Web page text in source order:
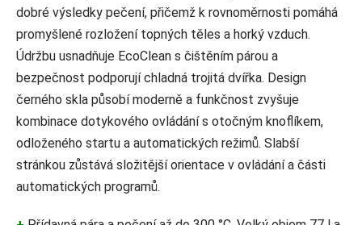
dobré výsledky pečení, přičemž k rovnoměrnosti pomáhá
promyšlené rozložení topných těles a horký vzduch.
Údržbu usnadňuje EcoClean s čištěním párou a
bezpečnost podporují chladná trojitá dvířka. Design
černého skla působí moderně a funkčnost zvyšuje
kombinace dotykového ovládání s otočným knoflíkem,
odloženého startu a automatických režimů. Slabší
stránkou zůstává složitější orientace v ovládání a části
automatických programů.